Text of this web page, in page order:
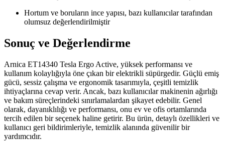
Hortum ve boruların ince yapısı, bazı kullanıcılar tarafından
olumsuz değerlendirilmiştir
Sonuç ve Değerlendirme
Arnica ET14340 Tesla Ergo Active, yüksek performansı ve
kullanım kolaylığıyla öne çıkan bir elektrikli süpürgedir. Güçlü emiş
gücü, sessiz çalışma ve ergonomik tasarımıyla, çeşitli temizlik
ihtiyaçlarına cevap verir. Ancak, bazı kullanıcılar makinenin ağırlığı
ve bakım süreçlerindeki sınırlamalardan şikayet edebilir. Genel
olarak, dayanıklılığı ve performansı, onu ev ve ofis ortamlarında
tercih edilen bir seçenek haline getirir. Bu ürün, detaylı özellikleri ve
kullanıcı geri bildirimleriyle, temizlik alanında güvenilir bir
yardımcıdır.